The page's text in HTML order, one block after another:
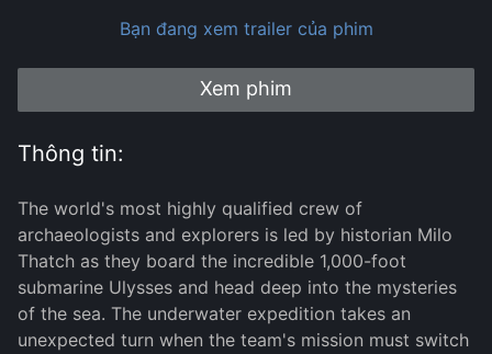
Bạn đang xem trailer của phim
Xem phim
Thông tin:
The world's most highly qualified crew of
archaeologists and explorers is led by historian Milo
Thatch as they board the incredible 1,000-foot
submarine Ulysses and head deep into the mysteries
of the sea. The underwater expedition takes an
unexpected turn when the team's mission must switch